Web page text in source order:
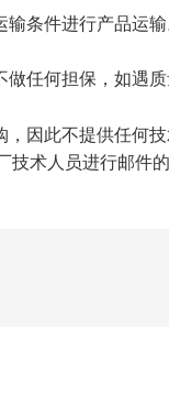
条件进行产品运输
任何担保，如遇
因此不提供任何
术人员进行邮件的